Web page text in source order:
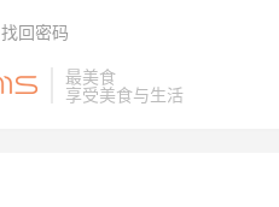
最美食
享受美食与生活
找回密码